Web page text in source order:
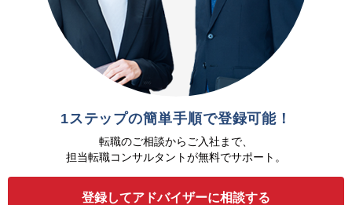
1ステップの簡単手順で登録可能！
転職のご相談からご入社まで、
担当転職コンサルタントが無料でサポート。
登録してアドバイザーに相談する